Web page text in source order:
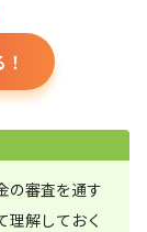
の審査を通す
理解しておく